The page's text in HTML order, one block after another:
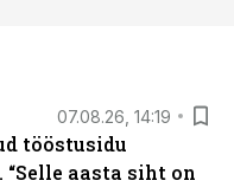
07.08.26, 14:19
tööstusidu
aasta siht on